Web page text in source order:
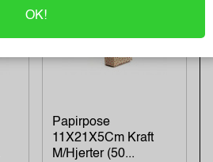
Papirpose
11X21X5Cm Kraft
M/Hjerter (50...
OK!